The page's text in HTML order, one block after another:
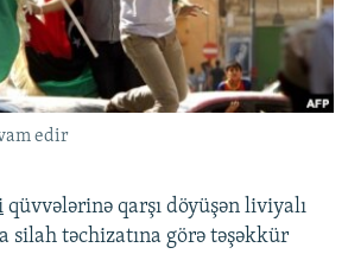
KITABXANASI
STANDARTLARIMIZ
ISTIFADƏ
TELEFONUNUZDA
edir
qüvvələrinə qarşı döyüşən liviyalı
silah təchizatına görə təşəkkür